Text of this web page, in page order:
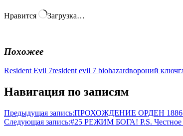
Нравится Загрузка…
Похожее
Resident Evil 7resident evil 7 biohazardвороний ключ
Навигация по записям
Предыдущая запись:ПРОХОЖДЕНИЕ ОРДЕН 1886
Следующая запись:#25 РЕЖИМ БОГА! P.S. Честное